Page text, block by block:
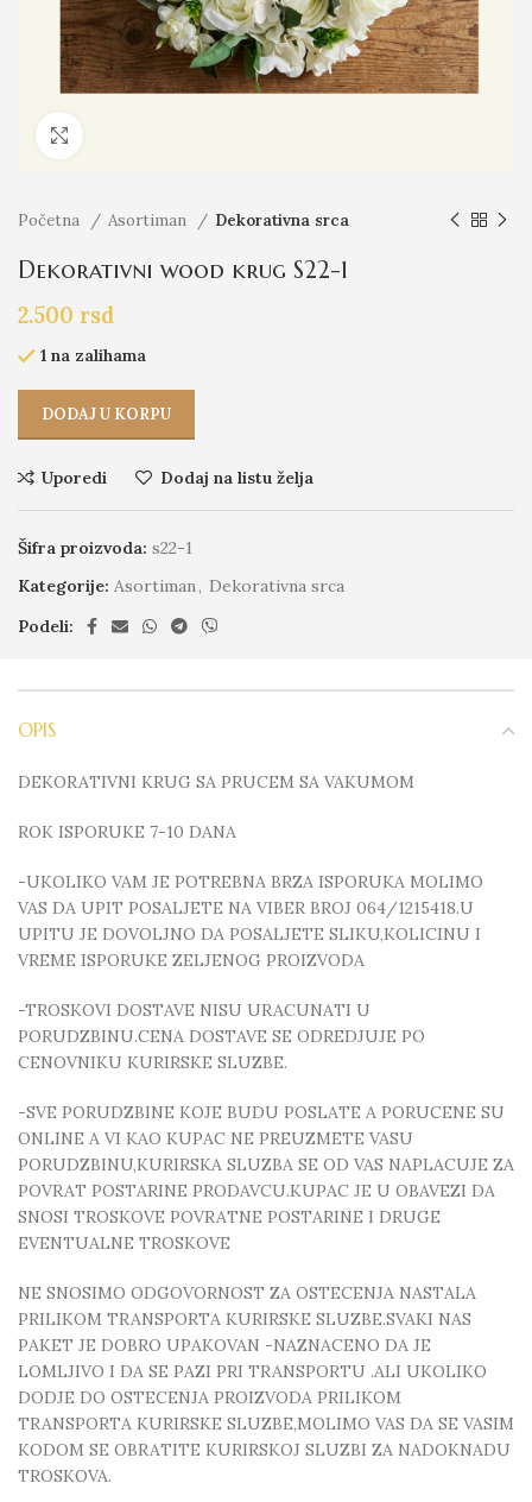
Početna Asortiman Dekorativna srca
Dekorativni wood krug S22-1
2.500 rsd
1 na zalihama
DODAJ U KORPU
Uporedi Dodaj na listu želja
Šifra proizvoda: s22-1
Kategorije: Asortiman, Dekorativna srca
Podeli:
OPIS
DEKORATIVNI KRUG SA PRUCEM SA VAKUMOM
ROK ISPORUKE 7-10 DANA
-UKOLIKO VAM JE POTREBNA BRZA ISPORUKA MOLIMO
VAS DA UPIT POSALJETE NA VIBER BROJ 064/1215418.U
UPITU JE DOVOLJNO DA POSALJETE SLIKU,KOLICINU I
VREME ISPORUKE ZELJENOG PROIZVODA
-TROSKOVI DOSTAVE NISU URACUNATI U
PORUDZBINU.CENA DOSTAVE SE ODREDJUJE PO
CENOVNIKU KURIRSKE SLUZBE.
-SVE PORUDZBINE KOJE BUDU POSLATE A PORUCENE SU
ONLINE A VI KAO KUPAC NE PREUZMETE VASU
PORUDZBINU,KURIRSKA SLUZBA SE OD VAS NAPLACUJE ZA
POVRAT POSTARINE PRODAVCU.KUPAC JE U OBAVEZI DA
SNOSI TROSKOVE POVRATNE POSTARINE I DRUGE
EVENTUALNE TROSKOVE
NE SNOSIMO ODGOVORNOST ZA OSTECENJA NASTALA
PRILIKOM TRANSPORTA KURIRSKE SLUZBE.SVAKI NAS
PAKET JE DOBRO UPAKOVAN -NAZNACENO DA JE
LOMLJIVO I DA SE PAZI PRI TRANSPORTU .ALI UKOLIKO
DODJE DO OSTECENJA PROIZVODA PRILIKOM
TRANSPORTA KURIRSKE SLUZBE,MOLIMO VAS DA SE VASIM
KODOM SE OBRATITE KURIRSKOJ SLUZBI ZA NADOKNADU
TROSKOVA.